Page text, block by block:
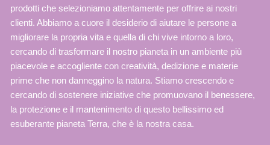
prodotti che selezioniamo attentamente per offrire ai nostri
clienti. Abbiamo a cuore il desiderio di aiutare le persone a
migliorare la propria vita e quella di chi vive intorno a loro,
cercando di trasformare il nostro pianeta in un ambiente più
piacevole e accogliente con creatività, dedizione e materie
prime che non danneggino la natura. Stiamo crescendo e
cercando di sostenere iniziative che promuovano il benessere,
la protezione e il mantenimento di questo bellissimo ed
esuberante pianeta Terra, che è la nostra casa.